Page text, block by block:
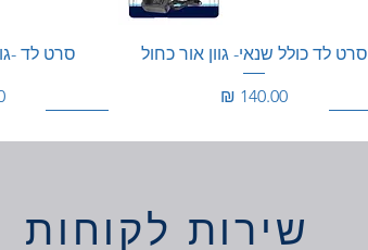
סרט לד כולל שנאי- גוון אור כחול
מחיר
סרט לד -
שירות לקוחות